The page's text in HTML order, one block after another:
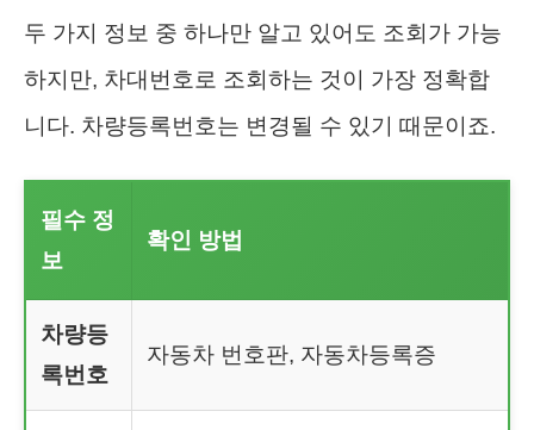
두 가지 정보 중 하나만 알고 있어도 조회가 가능
하지만, 차대번호로 조회하는 것이 가장 정확합
니다. 차량등록번호는 변경될 수 있기 때문이죠.
필수 정
보
확인 방법
차량등
록번호
자동차 번호판, 자동차등록증